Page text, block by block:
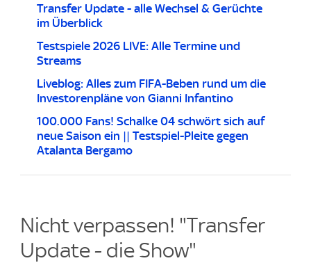
Transfer Update - alle Wechsel & Gerüchte
im Überblick
Testspiele 2026 LIVE: Alle Termine und
Streams
Liveblog: Alles zum FIFA-Beben rund um die
Investorenpläne von Gianni Infantino
100.000 Fans! Schalke 04 schwört sich auf
neue Saison ein || Testspiel-Pleite gegen
Atalanta Bergamo
Nicht verpassen! "Transfer
Update - die Show"